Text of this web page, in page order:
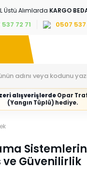
Üstü Alımlarda KARGO
72 71 0507 537
alışverişlerdeOpar
(Yangın Tüplü) hediye.
Güvenilirlik